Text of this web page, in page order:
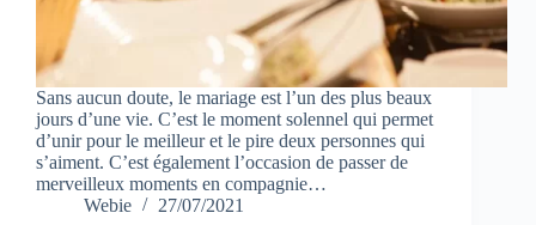
Sans aucun doute, le mariage est l’un des plus beaux
jours d’une vie. C’est le moment solennel qui permet
d’unir pour le meilleur et le pire deux personnes qui
s’aiment. C’est également l’occasion de passer de
merveilleux moments en compagnie…
Webie
27/07/2021